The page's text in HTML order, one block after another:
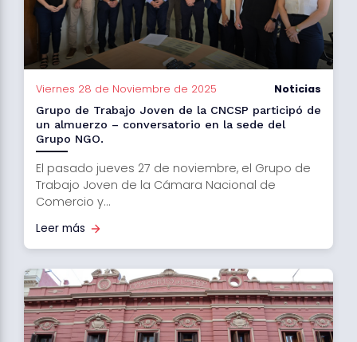
Viernes 28 de Noviembre de 2025 Noticias
Grupo de Trabajo Joven de la CNCSP participó de
un almuerzo – conversatorio en la sede del
Grupo NGO.
El pasado jueves 27 de noviembre, el Grupo de
Trabajo Joven de la Cámara Nacional de
Comercio y...
Leer más